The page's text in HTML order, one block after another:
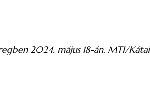
2024. május 18-án. MTI/Kátai